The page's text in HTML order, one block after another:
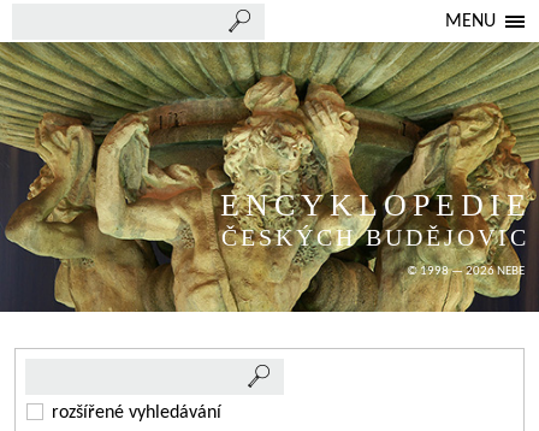
MENU
ENCYKLOPEDIE
ČESKÝCH BUDĚJOVIC
© 1998 — 2026 NEBE
rozšířené vyhledávání